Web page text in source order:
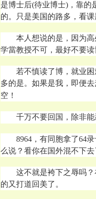
是博士后(待业博士)，靠的
的。只是美国的路多，看课
本人想说的是，因为
学當教授不可，最好不要读
若不慎读了博，就业
多的是。如果是我，即便
空！
千万不要回国，除非
8964，有同胞拿了64
么说？㸔你在国外混不下去
这不就是袴下之辱吗
的又打道回美了。